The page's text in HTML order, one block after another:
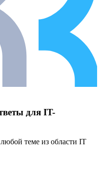
для IT-
теме из области IT